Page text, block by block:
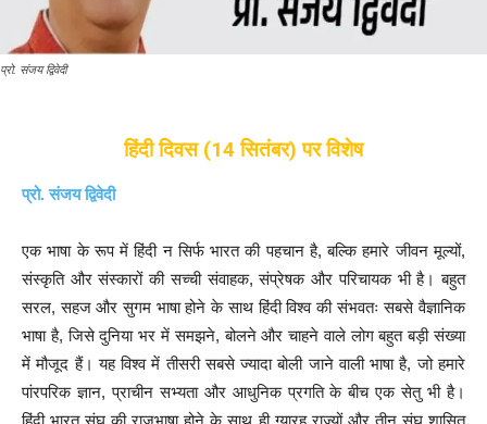
प्रो. संजय द्विवेदी
हिंदी दिवस (14 सितंबर) पर विशेष
प्रो. संजय द्विवेदी
एक भाषा के रूप में हिंदी न सिर्फ भारत की पहचान है, बल्कि हमारे जीवन मूल्यों,
संस्कृति और संस्कारों की सच्ची संवाहक, संप्रेषक और परिचायक भी है। बहुत
सरल, सहज और सुगम भाषा होने के साथ हिंदी विश्व की संभवतः सबसे वैज्ञानिक
भाषा है, जिसे दुनिया भर में समझने, बोलने और चाहने वाले लोग बहुत बड़ी संख्या
में मौजूद हैं। यह विश्व में तीसरी सबसे ज्यादा बोली जाने वाली भाषा है, जो हमारे
पांरपरिक ज्ञान, प्राचीन सभ्‍यता और आधुनिक प्रगति के बीच एक सेतु भी है।